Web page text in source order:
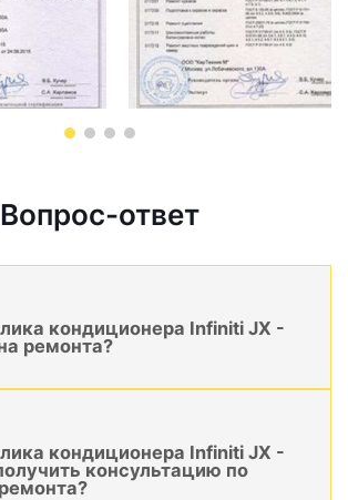
Вопрос-ответ
кондиционера Infiniti JX -
ремонта?
кондиционера Infiniti JX -
консультацию по